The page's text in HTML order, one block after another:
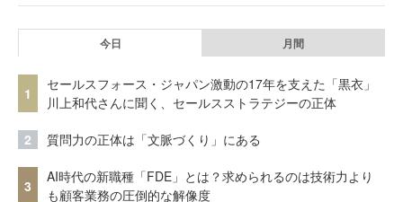
今日 月間
1
セールスフォース・ジャパン激動の17年を支えた「黒衣」
川上和代さんに聞く、セールスストラテジーの正体
2 質問力の正体は「文脈づくり」にある
3
AI時代の新職種「FDE」とは？求められるのは技術力より
も顧客業務の圧倒的な解像度